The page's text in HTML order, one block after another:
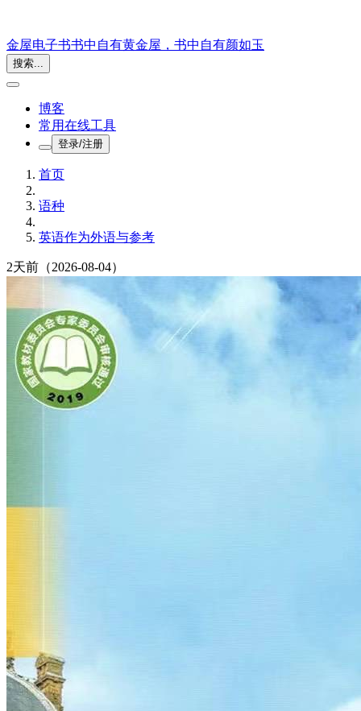
金屋电子书书中自有黄金屋，书中自有颜如玉
搜索...
博客
常用在线工具
登录/注册
首页
语种
英语作为外语与参考
2天前 （2026-08-04）